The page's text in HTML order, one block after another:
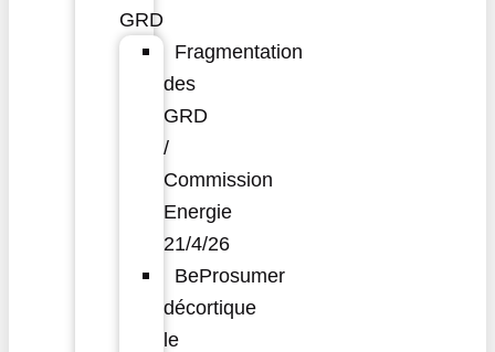
GRD
Fragmentation
des
GRD
/
Commission
Energie
21/4/26
BeProsumer
décortique
le